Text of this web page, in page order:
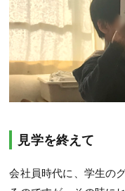
見学を終えて
会社員時代に、学生の